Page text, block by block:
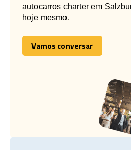
autocarros charter em
hoje mesmo.
Vamos conversar
Vamos conversar